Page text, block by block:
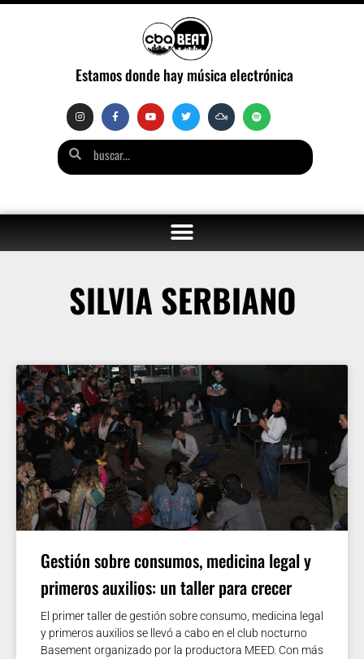
Estamos donde hay música electrónica
SILVIA SERBIANO
Gestión sobre consumos, medicina legal y
primeros auxilios: un taller para crecer
El primer taller de gestión sobre consumo, medicina legal
y primeros auxilios se llevó a cabo en el club nocturno
Basement organizado por la productora MEED. Con más